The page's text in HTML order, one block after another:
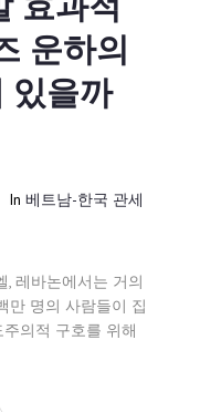
운하의
있을까
In 베트남-한국 관세
, 레바논에서는 거의
만 명의 사람들이 집
의적 구호를 위해